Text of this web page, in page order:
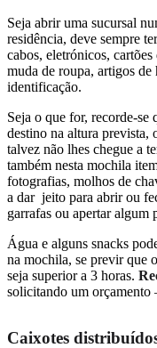
Seja abrir uma sucursal
residência, deve sempre
cabos, eletrónicos,
muda de roupa, artigos
identificação.
Seja o que for, recorde-se
destino na altura prevista,
talvez não lhes chegue a
também nesta mochila
fotografias, molhos de
a dar jeito para abrir ou
garrafas ou apertar algum
Água e alguns snacks
na mochila, se previr que
seja superior a 3 horas.
solicitando um orçamento
Caixotes